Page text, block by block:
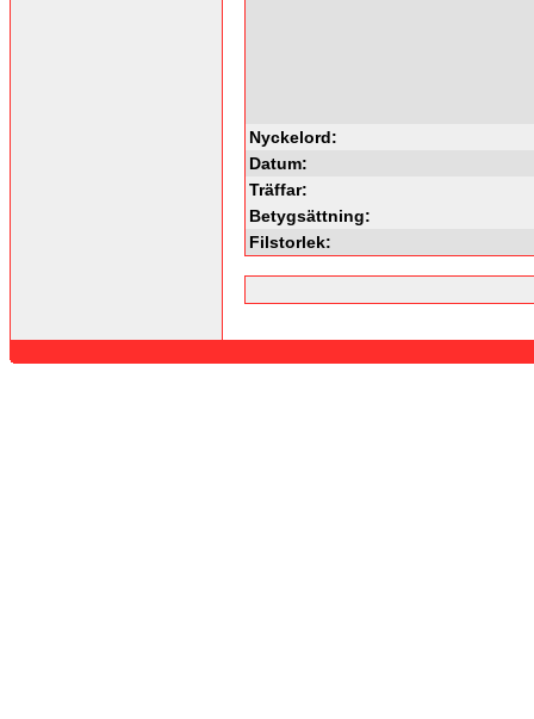
Nyckelord:
Datum:
Träffar:
Betygsättning:
Filstorlek: